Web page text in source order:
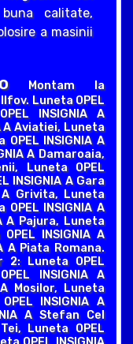
calitate,
a masinii
Montam la
Luneta OPEL
INSIGNIA A
A Aviatiei, Luneta
OPEL INSIGNIA A
A Damaroaia,
Luneta OPEL
INSIGNIA A Gara
A Grivita, Luneta
INSIGNIA A
A Pajura, Luneta
INSIGNIA A
A Piata Romana.
2: Luneta OPEL
INSIGNIA A
Mosilor, Luneta
INSIGNIA A
A Stefan Cel
Luneta OPEL